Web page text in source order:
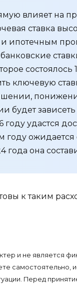
влияет на
ставка
ипотечным
состоялось
ключевую
будет
удастся
году
она
к таким
и не является
самостоятельно,
Перед